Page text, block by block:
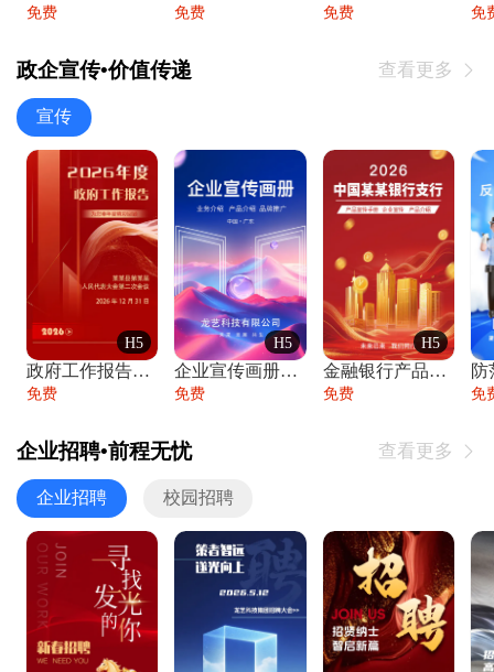
免费 免费 免费 免
政企宣传•价值传递 查看更多 
宣传
H5
政府工作报告政府年终工作总结
免费
H5
企业宣传画册公司简介产品介绍业务宣传手册
免费
H5
金融银行产品宣传手册企业宣传产品介绍
免费
防
免
企业招聘•前程无忧 查看更多 
企业招聘 校园招聘